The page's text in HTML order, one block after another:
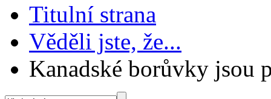
Titulní strana
Věděli jste, že...
Kanadské borůvky jsou